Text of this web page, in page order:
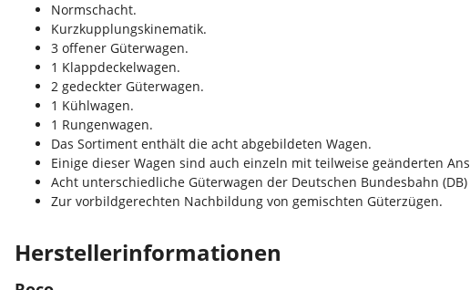
Normschacht.
Kurzkupplungskinematik.
3 offener Güterwagen.
1 Klappdeckelwagen.
2 gedeckter Güterwagen.
1 Kühlwagen.
1 Rungenwagen.
Das Sortiment enthält die acht abgebildeten Wagen.
Einige dieser Wagen sind auch einzeln mit teilweise geänderten
Acht unterschiedliche Güterwagen der Deutschen Bundesbahn
Zur vorbildgerechten Nachbildung von gemischten Güterzügen.
Herstellerinformationen